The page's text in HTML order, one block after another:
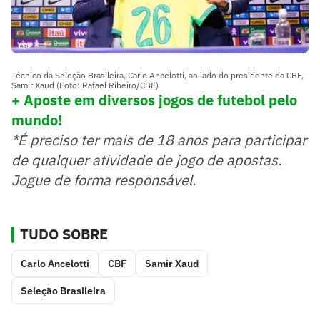
Técnico da Seleção Brasileira, Carlo Ancelotti, ao lado do presidente da CBF,
Samir Xaud (Foto: Rafael Ribeiro/CBF)
+ Aposte em diversos jogos de futebol pelo
mundo!
*É preciso ter mais de 18 anos para participar
de qualquer atividade de jogo de apostas.
Jogue de forma responsável.
TUDO SOBRE
Carlo Ancelotti CBF Samir Xaud
Seleção Brasileira